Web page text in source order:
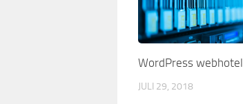
WordPress webhotel
JULI 29, 2018